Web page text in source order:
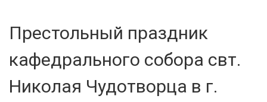
Престольный праздник
кафедрального собора свт.
Николая Чудотворца в г.